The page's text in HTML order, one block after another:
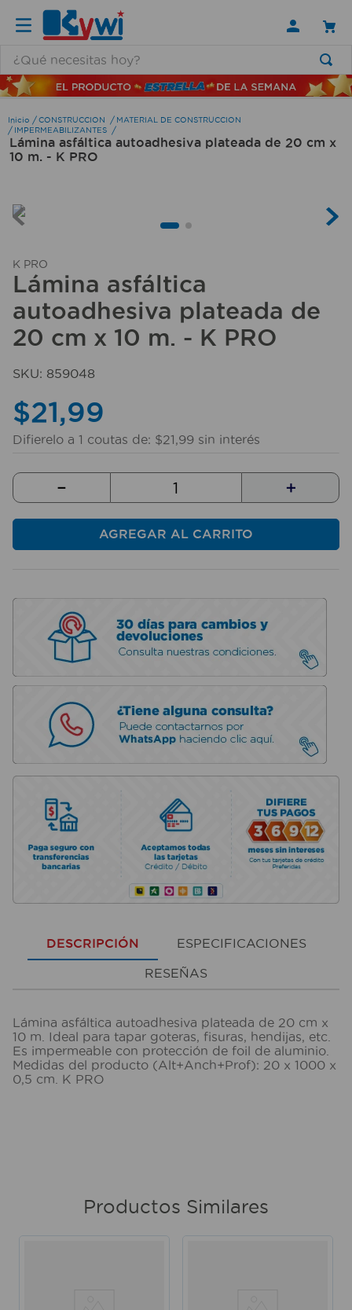
CONSTRUCCION
MATERIAL DE CONSTRUCCION
IMPERMEABILIZANTES
Lámina asfáltica autoadhesiva plateada de 20 cm x
10 m. - K PRO
K PRO
Lámina asfáltica
autoadhesiva plateada de
20 cm x 10 m. - K PRO
SKU: 859048
$21,99
Difierelo a 1 coutas de: $21,99 sin interés
＋
－
AGREGAR AL CARRITO
DESCRIPCIÓN ESPECIFICACIONES
RESEÑAS
Lámina asfáltica autoadhesiva plateada de 20 cm x
10 m. Ideal para tapar goteras, fisuras, hendijas, etc.
Es impermeable con protección de foil de aluminio.
Medidas del producto (Alt+Anch+Prof): 20 x 1000 x
0,5 cm. K PRO
Productos Similares
TÉRMINOS MÁS BUSCADOS
1 .
lamparas
2.
ducha
5.
7
cerradura
8.
taladro
9.
aspiradora